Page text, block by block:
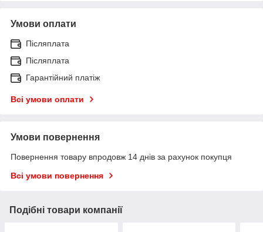
Умови оплати
Післяплата
Післяплата
Гарантійний платіж
Всі умови оплати
Умови повернення
Повернення товару впродовж 14 днів за рахунок покупця
Всі умови повернення
Подібні товари компанії